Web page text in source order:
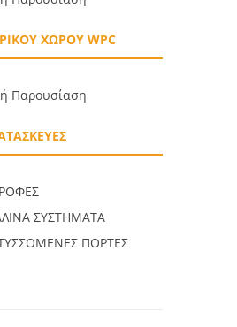
ΧΩΡΟΥ WPC
Παρουσίαση
ΣΥΣΤΗΜΑΤΑ
ΠΟΡΤΕΣ